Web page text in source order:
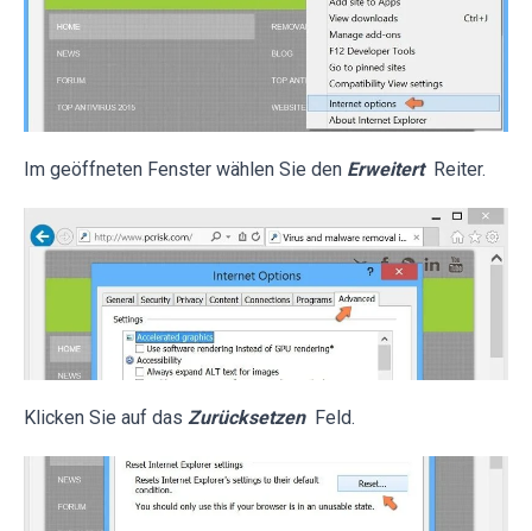
Im geöffneten Fenster wählen Sie den Erweitert Reiter.
Klicken Sie auf das Zurücksetzen Feld.